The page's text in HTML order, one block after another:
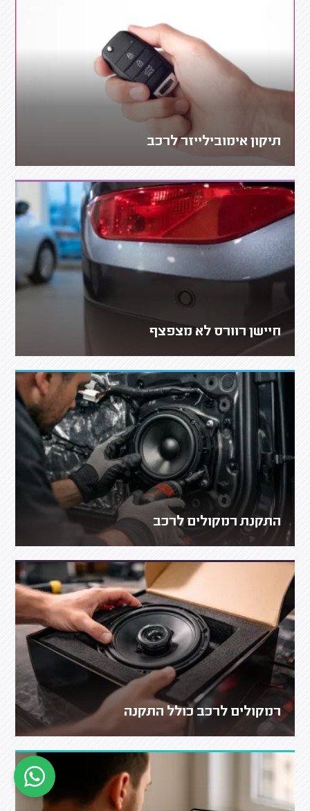
תיקון אימובילייזר לרכב
חיישן רוורס לא מצפצף
התקנת רמקולים לרכב
רמקולים לרכב כולל התקנה